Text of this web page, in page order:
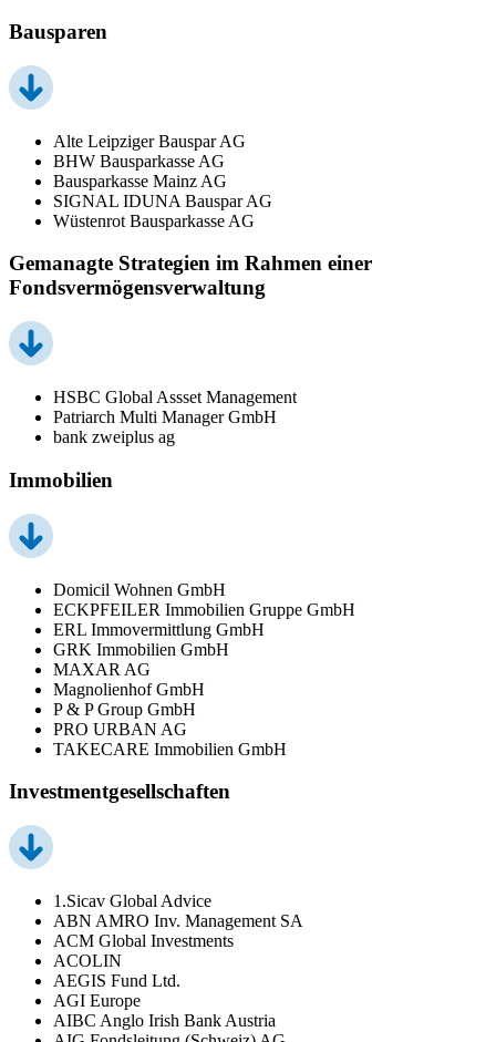
Bausparen
Alte Leipziger Bauspar AG
BHW Bausparkasse AG
Bausparkasse Mainz AG
SIGNAL IDUNA Bauspar AG
Wüstenrot Bausparkasse AG
Gemanagte Strategien im Rahmen einer
Fondsvermögensverwaltung
HSBC Global Assset Management
Patriarch Multi Manager GmbH
bank zweiplus ag
Immobilien
Domicil Wohnen GmbH
ECKPFEILER Immobilien Gruppe GmbH
ERL Immovermittlung GmbH
GRK Immobilien GmbH
MAXAR AG
Magnolienhof GmbH
P & P Group GmbH
PRO URBAN AG
TAKECARE Immobilien GmbH
Investmentgesellschaften
1.Sicav Global Advice
ABN AMRO Inv. Management SA
ACM Global Investments
ACOLIN
AEGIS Fund Ltd.
AGI Europe
AIBC Anglo Irish Bank Austria